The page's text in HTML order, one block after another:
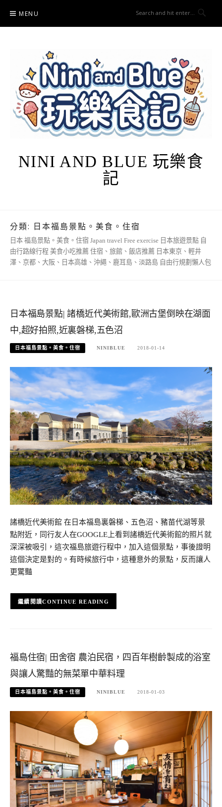
content
MENU
NINI AND BLUE 玩樂食
記
分類: 日本福島景點。美食。住宿
日本 福島景點。美食。住宿 Japan travel Free exercise 日本旅遊景點 自
由行路線行程 美食小吃推薦 住宿、旅館、飯店推薦 日本東京、輕井
澤、京都、大阪、日本高雄、沖繩、鹿耳島、淡路島 自由行規劃懶人包
日本福島景點| 諸橋近代美術館,歐洲古堡倒映在湖面
中,超好拍照,近裏磐梯,五色沼
日本福島景點。美食。住宿 NINIBLUE 2018-01-14
諸橋近代美術館 在日本福島裏磐梯、五色沼、豬苗代湖等景
點附近，同行友人在GOOGLE上看到諸橋近代美術館的照片就
深深被吸引，這次福島旅遊行程中，加入這個景點，事後證明
這個決定是對的。有時候旅行中，這種意外的景點，反而讓人
更驚豔
CONTINUE READING
福島住宿| 田舍宿 農泊民宿，四百年樹齡製成的浴室
與讓人驚豔的無菜單中華料理
日本福島景點。美食。住宿 NINIBLUE 2018-01-03